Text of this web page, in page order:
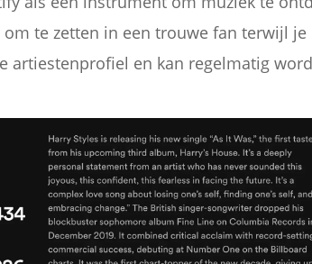
te zetten in een trouwe fan terwijl
artiestenprofiel en kan regelmatig